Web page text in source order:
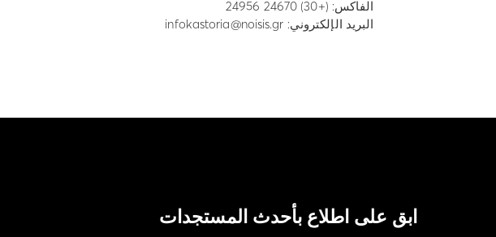
الفاكس: (+30) 24670 24956
البريد الإلكتروني: infokastoria@noisis.gr
ابق على اطلاع بأحدث المستجدات